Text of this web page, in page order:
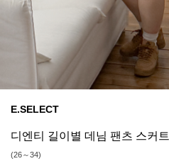
E.SELECT
디엔티 길이별 데님 팬츠 스커트
(26～34)